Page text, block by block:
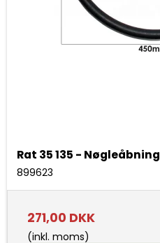
Rat 35 135 - Nøgleåbning
899623
271,00 DKK
(inkl. moms)